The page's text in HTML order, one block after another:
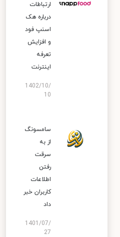
ارتباطات
درباره هک
اسنپ‌ فود
و افزایش
تعرفه
اینترنت
1402/10/
10
سامسونگ
از به
سرقت
رفتن
اطلاعات
کاربران خبر
داد
1401/07/
27